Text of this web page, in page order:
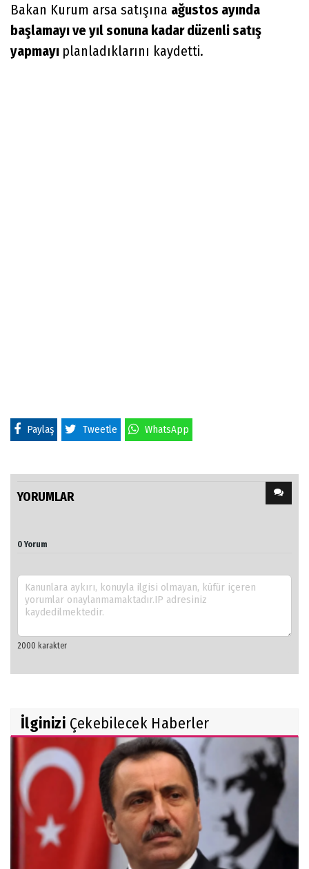
Bakan Kurum arsa satışına ağustos ayında
başlamayı ve yıl sonuna kadar düzenli satış
yapmayı planladıklarını kaydetti.
Paylaş Tweetle WhatsApp
YORUMLAR
0 Yorum
İlginizi Çekebilecek Haberler